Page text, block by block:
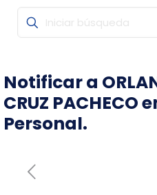
Notificar a
CRUZ PACHECO
Personal.